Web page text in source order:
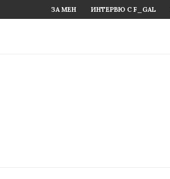
ЗА МЕН ИНТЕРВЮ С F_GAL